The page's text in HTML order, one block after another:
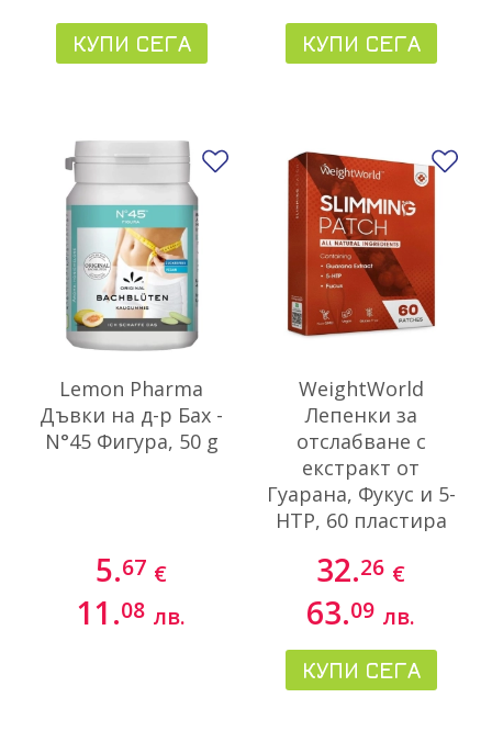
КУПИ СЕГА КУПИ СЕГА
Lemon Pharma
Дъвки на д-р Бах -
N°45 Фигура, 50 g
5.67 €
11.08 лв.
Добави в любими
WeightWorld
Лепенки за
отслабване с
екстракт от
Гуарана, Фукус и 5-
HTP, 60 пластира
32.26 €
63.09 лв.
КУПИ СЕГА